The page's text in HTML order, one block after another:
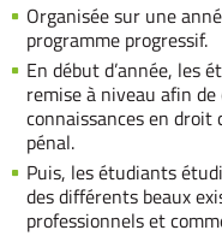
Organisée sur une
programme progressif.
En début d’année, les
remise à niveau afin
connaissances en
pénal.
Puis, les étudiants
des différents beaux
professionnels et